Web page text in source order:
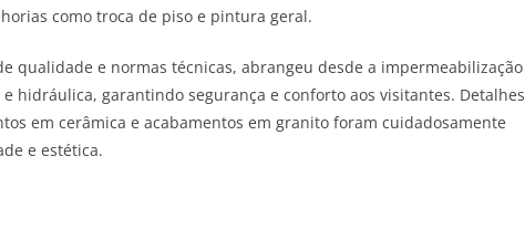
como troca de piso e pintura geral.
qualidade e normas técnicas, abrangeu desde a impermeabilização
hidráulica, garantindo segurança e conforto aos visitantes. Detalhes
em cerâmica e acabamentos em granito foram cuidadosamente
e estética.